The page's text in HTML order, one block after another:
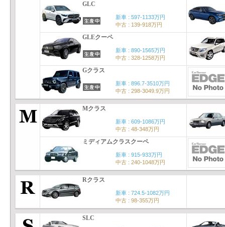
GLC
新車 : 597-1133万円
中古 : 139-918万円
GLEクーペ
新車 : 890-1565万円
中古 : 328-1258万円
Gクラス
新車 : 896.7-3510万円
中古 : 298-3049.9万円
Mクラス
新車 : 609-1086万円
中古 : 48-348万円
ミディアムクラスクーペ
新車 : 915-933万円
中古 : 240-1048万円
Rクラス
新車 : 724.5-1082万円
中古 : 98-355万円
SLC